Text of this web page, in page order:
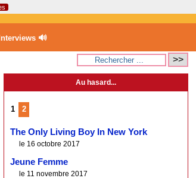
Interviews 🔊
Au hasard...
1 2
The Only Living Boy In New York
le 16 octobre 2017
Jeune Femme
le 11 novembre 2017